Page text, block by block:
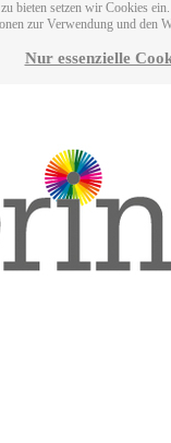
bieten setzen wir Cookies
zur Verwendung und den
Nur essenzielle